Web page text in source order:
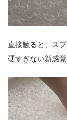
直接触ると、ス
硬すぎない新感